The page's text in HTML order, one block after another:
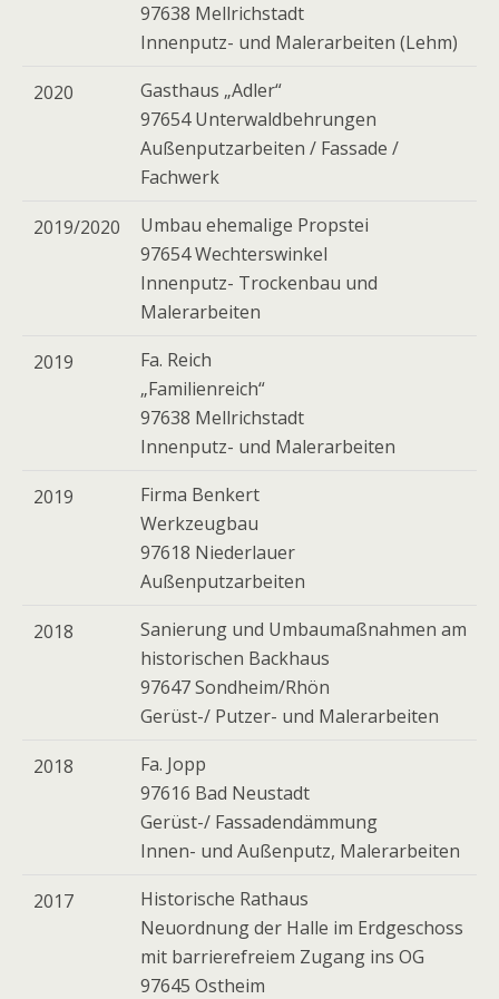
97638 Mellrichstadt
Innenputz- und Malerarbeiten (Lehm)
2020
Gasthaus „Adler“
97654 Unterwaldbehrungen
Außenputzarbeiten / Fassade /
Fachwerk
2019/2020
Umbau ehemalige Propstei
97654 Wechterswinkel
Innenputz- Trockenbau und
Malerarbeiten
2019
Fa. Reich
„Familienreich“
97638 Mellrichstadt
Innenputz- und Malerarbeiten
2019
Firma Benkert
Werkzeugbau
97618 Niederlauer
Außenputzarbeiten
2018
Sanierung und Umbaumaßnahmen am
historischen Backhaus
97647 Sondheim/Rhön
Gerüst-/ Putzer- und Malerarbeiten
2018
Fa. Jopp
97616 Bad Neustadt
Gerüst-/ Fassadendämmung
Innen- und Außenputz, Malerarbeiten
2017
Historische Rathaus
Neuordnung der Halle im Erdgeschoss
mit barrierefreiem Zugang ins OG
97645 Ostheim